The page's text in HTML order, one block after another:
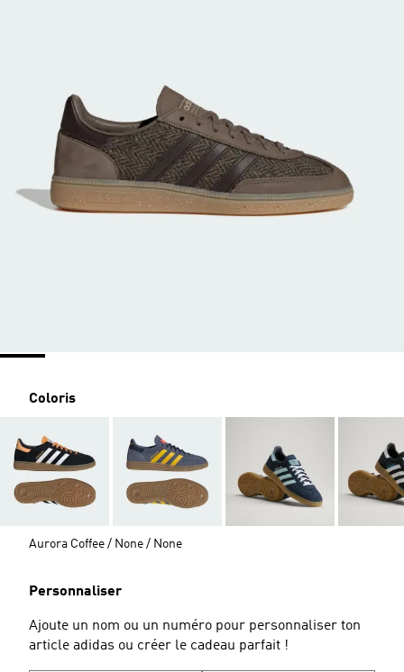
Coloris
Aurora Coffee / None / None
Personnaliser
Ajoute un nom ou un numéro pour personnaliser ton
article adidas ou créer le cadeau parfait !